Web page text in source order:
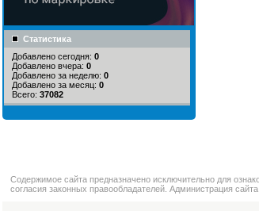
Статистика
Добавлено сегодня: 0
Добавлено вчера: 0
Добавлено за неделю: 0
Добавлено за месяц: 0
Всего: 37082
Cодержимое сайта предназначено исключительно для
согласия законных правообладателей. Администрация